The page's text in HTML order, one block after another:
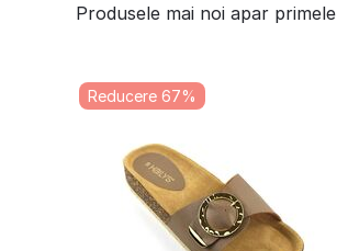
Produsele mai noi apar primele
Reducere 67%